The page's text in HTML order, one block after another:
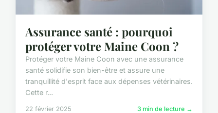
Assurance santé : pourquoi
protéger votre Maine Coon ?
Protéger votre Maine Coon avec une assurance
santé solidifie son bien-être et assure une
tranquillité d'esprit face aux dépenses vétérinaires.
Cette r...
22 février 2025 3 min de lecture →